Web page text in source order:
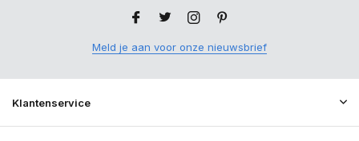
Meld je aan voor onze nieuwsbrief
Klantenservice